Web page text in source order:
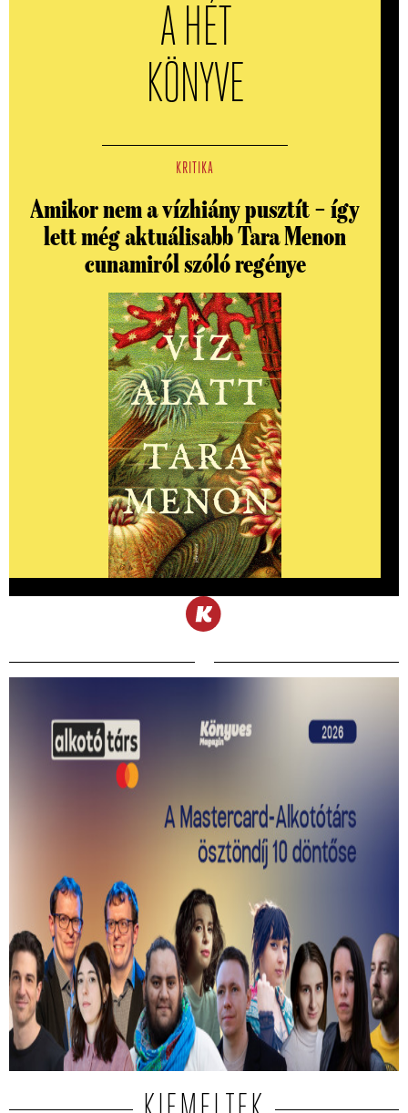
A HÉT
KÖNYVE
KRITIKA
Amikor nem a vízhiány pusztít – így
lett még aktuálisabb Tara Menon
cunamiról szóló regénye
Kiválasztották a 2026-os Mastercard -
Alkotótárs ösztöndíj 10 döntősét!
Közülük kerül ki a két győztes.